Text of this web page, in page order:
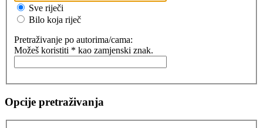
Sve riječi
Bilo koja riječ
Pretraživanje po autorima/cama:
Možeš koristiti * kao zamjenski znak.
Opcije pretraživanja